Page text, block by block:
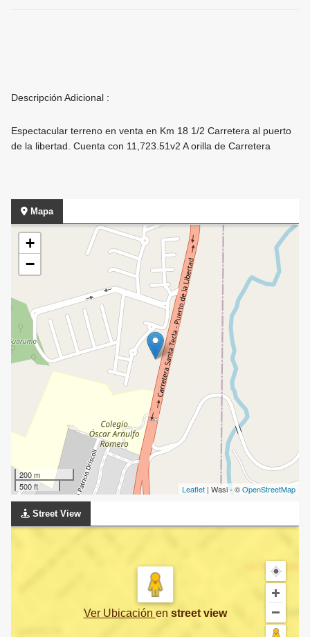
Descripción Adicional :
Espectacular terreno en venta en Km 18 1/2 Carretera al puerto
de la libertad. Cuenta con 11,723.51v2 A orilla de Carretera
Mapa
+
−
200 m
500 ft
Leaflet | Wasi - ©OpenStreetMap
Street View
Ver Ubicación en street view